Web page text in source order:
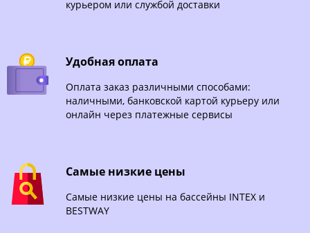
курьером или службой доставки
Удобная оплата
Оплата заказ различными способами:
наличными, банковской картой курьеру или
онлайн через платежные сервисы
Самые низкие цены
Самые низкие цены на бассейны INTEX и
BESTWAY